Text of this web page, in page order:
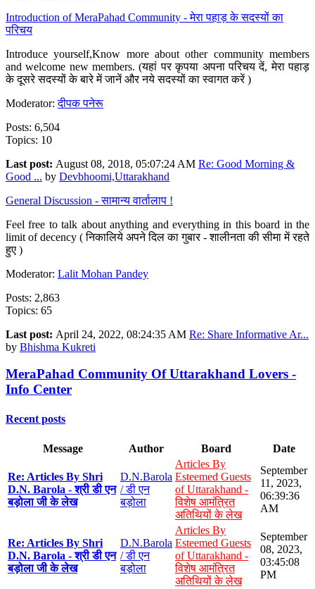
Introduction of MeraPahad Community - मेरा पहाड़ के सदस्यों का
परिचय
Introduce yourself,Know more about other community members
and welcome new members. (यहां पर कृपया अपना परिचय दें, मेरा पहाड़
के दूसरे सदस्यों के बारे में जानें और नये सदस्यों का स्वागत करें )
Moderator:दीपक पनेरू
Posts: 6,504
Topics: 10
Last post: August 08, 2018, 05:07:24 AM Re: Good Morning &
Good ... by Devbhoomi,Uttarakhand
General Discussion - सामान्य वार्तालाप !
Feel free to talk about anything and everything in this board in the
limit of decency ( निकालिये अपने दिल का गुबार - शालीनता की सीमा में रहते
हुए )
Moderator: Lalit Mohan Pandey
Posts: 2,863
Topics: 65
Last post: April 24, 2022, 08:24:35 AM Re: Share Informative Ar...
by Bhishma Kukreti
MeraPahad Community Of Uttarakhand Lovers -
Info Center
Recent posts
Message Author Board Date
Re: Articles By Shri
D.N. Barola - श्री डी एन
बड़ोला जी के लेख
D.N.Barola
/ डी एन
बड़ोला
Articles By
Esteemed Guests
of Uttarakhand -
विशेष आमंत्रित
अतिथियों के लेख
September
11, 2023,
06:39:36
AM
Re: Articles By Shri
D.N. Barola - श्री डी एन
बड़ोला जी के लेख
D.N.Barola
/ डी एन
बड़ोला
Articles By
Esteemed Guests
of Uttarakhand -
विशेष आमंत्रित
अतिथियों के लेख
September
08, 2023,
03:45:08
PM